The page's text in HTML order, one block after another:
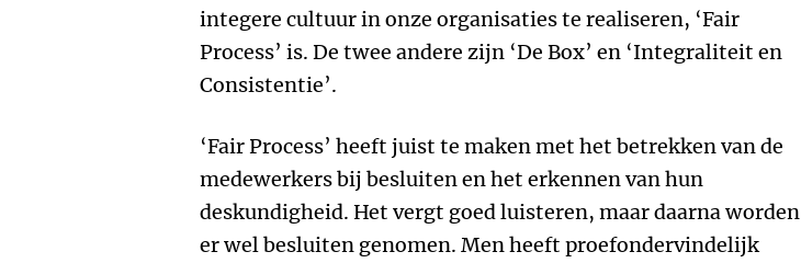
integere cultuur in onze organisaties te realiseren, ‘Fair
Process’ is. De twee andere zijn ‘De Box’ en ‘Integraliteit en
Consistentie’.
‘Fair Process’ heeft juist te maken met het betrekken van de
medewerkers bij besluiten en het erkennen van hun
deskundigheid. Het vergt goed luisteren, maar daarna worden
er wel besluiten genomen. Men heeft proefondervindelijk